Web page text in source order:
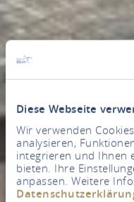
Diese Webseite
Wir verwenden
analysieren,
integrieren und Ihnen
bieten. Ihre
anpassen. Weitere